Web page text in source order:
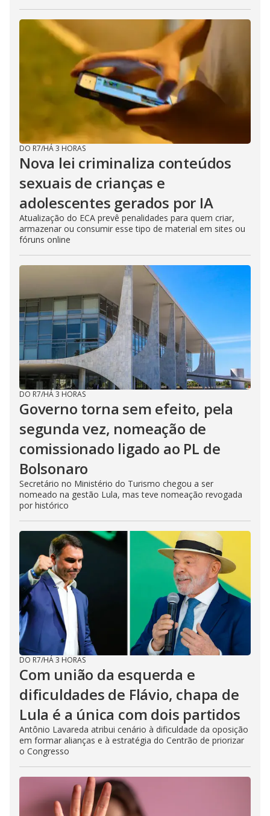
DO R7/HÁ 3 HORAS
Nova lei criminaliza conteúdos
sexuais de crianças e
adolescentes gerados por IA
Atualização do ECA prevê penalidades para quem criar,
armazenar ou consumir esse tipo de material em sites ou
fóruns online
DO R7/HÁ 3 HORAS
Governo torna sem efeito, pela
segunda vez, nomeação de
comissionado ligado ao PL de
Bolsonaro
Secretário no Ministério do Turismo chegou a ser
nomeado na gestão Lula, mas teve nomeação revogada
por histórico
DO R7/HÁ 3 HORAS
Com união da esquerda e
dificuldades de Flávio, chapa de
Lula é a única com dois partidos
Antônio Lavareda atribui cenário à dificuldade da oposição
em formar alianças e à estratégia do Centrão de priorizar
o Congresso